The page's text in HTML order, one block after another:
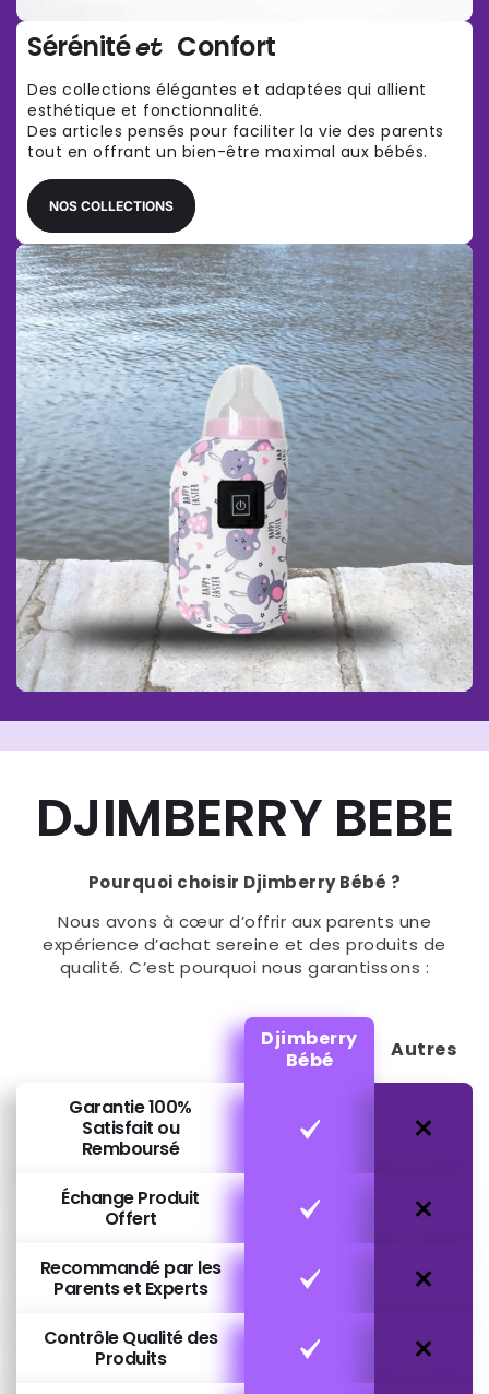
Sérénitéet Confort
Des collections élégantes et adaptées qui allient
esthétique et fonctionnalité.
Des articles pensés pour faciliter la vie des parents
tout en offrant un bien-être maximal aux bébés.
NOS COLLECTIONS
DJIMBERRY BEBE
Pourquoi choisir Djimberry Bébé ?
Nous avons à cœur d’offrir aux parents une
expérience d’achat sereine et des produits de
qualité. C’est pourquoi nous garantissons :
Djimberry
Bébé
Autres
Garantie 100%
Satisfait ou
Remboursé
Échange Produit
Offert
Recommandé par les
Parents et Experts
Contrôle Qualité des
Produits